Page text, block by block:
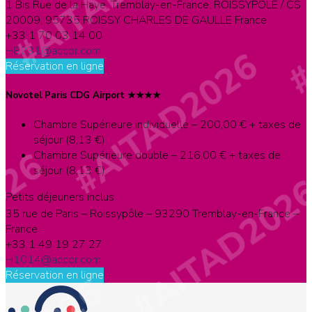
1 Bis Rue de la Haye, Tremblay-en-France, ROISSYPOLE / CS
20009, 95735 ROISSY CHARLES DE GAULLE France
+33 1 70 03 14 00
H8231@accor.com
Réservation en ligne
Novotel Paris CDG Airport ★★★★
Chambre Supérieure individuelle – 200,00 € + taxes de
séjour (8,13 €)
Chambre Supérieure double – 216,00 € + taxes de
séjour (8,13 €)
Petits déjeuners inclus
35 rue de Paris – Roissypôle – 93290 Tremblay-en-France –
France
+33 1 49 19 27 27
H1014@accor.com
Réservation en ligne